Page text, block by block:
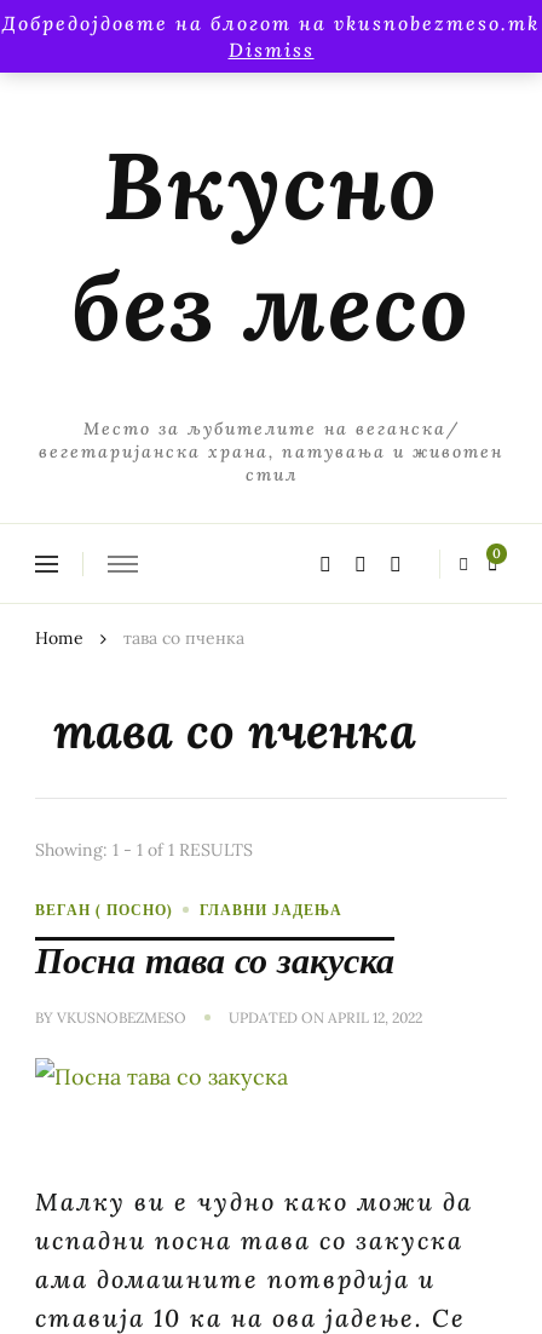
Добредојдовте на блогот на vkusnobezmeso.mk
Dismiss
Вкусно
без месо
Место за љубителите на веганска/
вегетаријанска храна, патувања и животен
стил
0
Home тава со пченка
тава со пченка
Showing: 1 - 1 of 1 RESULTS
ВЕГАН ( ПОСНО) ГЛАВНИ ЈАДЕЊА
Посна тава со закуска
BY VKUSNOBEZMESO UPDATED ON APRIL 12, 2022
Малку ви е чудно како можи да
испадни посна тава со закуска
ама домашните потврдија и
ставија 10 ка на ова јадење. Се